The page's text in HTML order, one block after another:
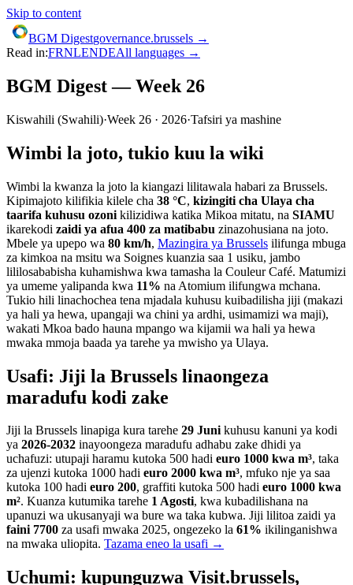
Skip to content
BGM Digestgovernance.brussels →
Read in:FRNLENDEAll languages →
BGM Digest — Week 26
Kiswahili (Swahili)·Week 26 · 2026·Tafsiri ya mashine
Wimbi la joto, tukio kuu la wiki
Wimbi la kwanza la joto la kiangazi lilitawala habari za Brussels.
Kipimajoto kilifikia kilele cha 38 °C, kizingiti cha Ulaya cha
taarifa kuhusu ozoni kilizidiwa katika Mikoa mitatu, na SIAMU
ikarekodi zaidi ya afua 400 za matibabu zinazohusiana na joto.
Mbele ya upepo wa 80 km/h, Mazingira ya Brussels ilifunga mbuga
za kimkoa na msitu wa Soignes kuanzia saa 1 usiku, jambo
lililosababisha kuhamishwa kwa tamasha la Couleur Café. Matumizi
ya umeme yalipanda kwa 11% na Atomium ilifungwa mchana.
Tukio hili linachochea tena mjadala kuhusu kuibadilisha jiji (makazi
ya hali ya hewa, upangaji wa chini ya ardhi, usimamizi wa maji),
wakati Mkoa bado hauna mpango wa kijamii wa hali ya hewa
mwaka mmoja baada ya tarehe ya mwisho ya Ulaya.
Usafi: Jiji la Brussels linaongeza
maradufu kodi zake
Jiji la Brussels linapiga kura tarehe 29 Junikuhusu kanuni ya kodi
ya 2026-2032 inayoongeza maradufu adhabu zake dhidi ya
uchafuzi: utupaji haramu kutoka 500 hadi euro 1000 kwa m³, taka
za ujenzi kutoka 1000 hadi euro 2000 kwa m³, mfuko nje ya saa
kutoka 100 hadi euro 200, graffiti kutoka 500 hadi euro 1000 kwa
m². Kuanza kutumika tarehe 1 Agosti, kwa kubadilishana na
upanuzi wa ukusanyaji wa bure wa taka kubwa. Jiji lilitoa zaidi ya
faini 7700 za usafi mwaka 2025, ongezeko la 61% ikilinganishwa
na mwaka uliopita. Tazama eneo la usafi →
Uchumi: kupunguzwa Visit.brussels,